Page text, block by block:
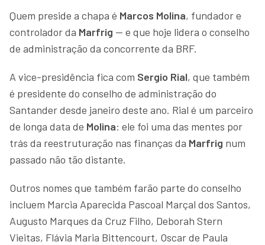
Quem preside a chapa é Marcos Molina, fundador e
controlador da Marfrig — e que hoje lidera o conselho
de administração da concorrente da BRF.
A vice-presidência fica com Sergio Rial, que também
é presidente do conselho de administração do
Santander desde janeiro deste ano. Rial é um parceiro
de longa data de Molina: ele foi uma das mentes por
trás da reestruturação nas finanças da Marfrig num
passado não tão distante.
Outros nomes que também farão parte do conselho
incluem Marcia Aparecida Pascoal Marçal dos Santos,
Augusto Marques da Cruz Filho, Deborah Stern
Vieitas, Flávia Maria Bittencourt, Oscar de Paula